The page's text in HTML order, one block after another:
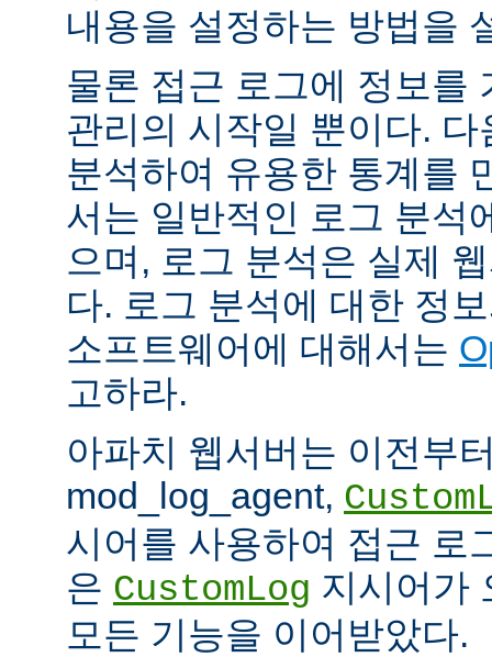
내용을 설정하는 방법을
물론 접근 로그에 정보를
관리의 시작일 뿐이다.
분석하여 유용한 통계를
서는 일반적인 로그 분석
으며, 로그 분석은 실제
다. 로그 분석에 대한 정
소프트웨어에 대해서는
고하라.
아파치 웹서버는 이전부
mod_log_agent,
시어를 사용하여 접근 로
은 CustomLog 지시어가
모든 기능을 이어받았다.